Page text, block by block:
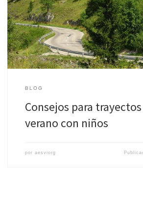
ponerse al volante para disfrutar de unos
familia. […]
BLOG
Consejos para
verano con niños
por aesviorg